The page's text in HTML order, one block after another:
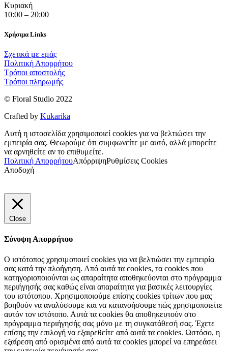
Κυριακή
10:00 – 20:00
Χρήσιμα Links
Σχετικά με εμάς
Πολιτική Απορρήτου
Τρόποι αποστολής
Τρόποι πληρωμής
© Floral Studio 2022
Crafted by Kukarika
Αυτή η ιστοσελίδα χρησιμοποιεί cookies για να βελτιώσει την
εμπειρία σας. Θεωρούμε ότι συμφωνείτε με αυτό, αλλά μπορείτε
να αρνηθείτε αν το επιθυμείτε.
Πολιτική ΑπορρήτουΑπόρριψηΡυθμίσεις Cookies
Αποδοχή
Close
Σύνοψη Απορρήτου
Ο ιστότοπος χρησιμοποιεί cookies για να βελτιώσει την εμπειρία
σας κατά την πλοήγηση. Από αυτά τα cookies, τα cookies που
κατηγοριοποιούνται ως απαραίτητα αποθηκεύονται στο πρόγραμμα
περιήγησής σας καθώς είναι απαραίτητα για βασικές λειτουργίες
του ιστότοπου. Χρησιμοποιούμε επίσης cookies τρίτων που μας
βοηθούν να αναλύσουμε και να κατανοήσουμε πώς χρησιμοποιείτε
αυτόν τον ιστότοπο. Αυτά τα cookies θα αποθηκευτούν στο
πρόγραμμα περιήγησής σας μόνο με τη συγκατάθεσή σας. Έχετε
επίσης την επιλογή να εξαιρεθείτε από αυτά τα cookies. Ωστόσο, η
εξαίρεση από ορισμένα από αυτά τα cookies μπορεί να επηρεάσει